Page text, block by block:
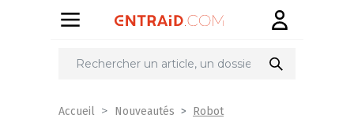
Partager
Accueil Nouveautés Robot